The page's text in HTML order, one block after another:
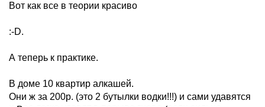
Вот как все в теории красиво
:-D.
А теперь к практике.
В доме 10 квартир алкашей.
Они ж за 200р. (это 2 бутылки водки!!!) и сами удавятся